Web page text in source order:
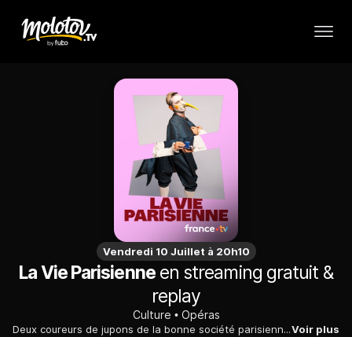
Vendredi 10 Juillet à 20h10
La Vie Parisienneen streaming gratuit &
replay
Culture Opéras
Deux coureurs de jupons de la bonne société parisienne, résolus à ne plus courtiser que des femmes du monde, se font passer pour ce qu'ils ne sont pas, jusqu'à ce que les masques tombent.Voir plus